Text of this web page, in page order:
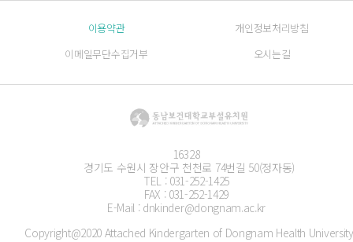
이용약관
개인정보처리방침
이메일무단수집거부
오시는길
16328
경기도 수원시 장안구 천천로 74번길 50(정자동)
TEL : 031-252-1425
FAX : 031-252-1429
E-Mail : dnkinder@dongnam.ac.kr
Copyright@2020 Attached Kindergarten of Dongnam Health University